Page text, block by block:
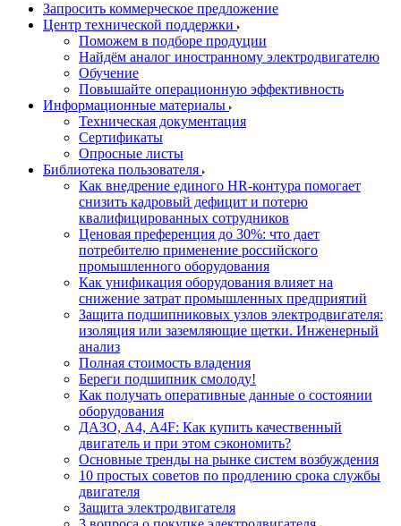
Запросить коммерческое предложение
Центр технической поддержки
Поможем в подборе продуции
Найдём аналог иностранному электродвигателю
Обучение
Повышайте операционную эффективность
Информационные материалы
Техническая документация
Сертификаты
Опросные листы
Библиотека пользователя
Как внедрение единого HR-контура помогает
снизить кадровый дефицит и потерю
квалифицированных сотрудников
Ценовая преференция до 30%: что дает
потребителю применение российского
промышленного оборудования
Как унификация оборудования влияет на
снижение затрат промышленных предприятий
Защита подшипниковых узлов электродвигателя:
изоляция или заземляющие щетки. Инженерный
анализ
Полная стоимость владения
Береги подшипник смолоду!
Как получать оперативные данные о состоянии
оборудования
ДАЗО, А4, А4F: Как купить качественный
двигатель и при этом сэкономить?
Основные тренды на рынке систем возбуждения
10 простых советов по продлению срока службы
двигателя
Защита электродвигателя